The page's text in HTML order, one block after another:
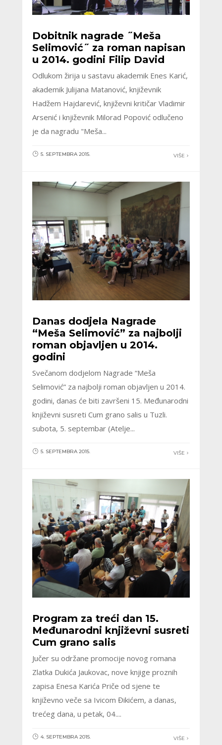
Dobitnik nagrade ˝Meša
Selimović˝ za roman napisan
u 2014. godini Filip David
Odlukom žirija u sastavu akademik Enes Karić,
akademik Julijana Matanović, književnik
Hadžem Hajdarević, književni kritičar Vladimir
Arsenić i književnik Milorad Popović odlučeno
je da nagradu "Meša...
VIŠE
5. SEPTEMBRA 2015.
Danas dodjela Nagrade
“Meša Selimović” za najbolji
roman objavljen u 2014.
godini
Svečanom dodjelom Nagrade “Meša
Selimović” za najbolji roman objavljen u 2014.
godini, danas će biti završeni 15. Međunarodni
književni susreti Cum grano salis u Tuzli.
subota, 5. septembar (Atelje...
VIŠE
5. SEPTEMBRA 2015.
Program za treći dan 15.
Međunarodni književni susreti
Cum grano salis
Jučer su održane promocije novog romana
Zlatka Dukića Jaukovac, nove knjige proznih
zapisa Enesa Karića Priče od sjene te
književno veče sa Ivicom Đikićem, a danas,
trećeg dana, u petak, 04....
VIŠE
4. SEPTEMBRA 2015.